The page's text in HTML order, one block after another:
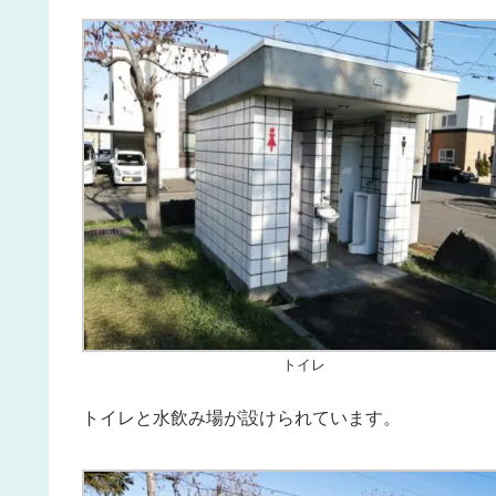
トイレ
トイレと水飲み場が設けられています。